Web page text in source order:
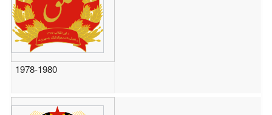
1978-1980